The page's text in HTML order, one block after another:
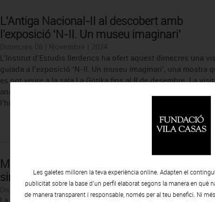
L’Antiga Nacional-II al descobert amb
l’exposició ‘N-II. Un museu imaginari’
L’Institut d’Estudis Ilerdencs ha ofert aquest dimecres una
guiada a l’exposició ‘N-II. Un museu imaginari’, una mostra
es pot veure a la sala La Gòtika fins al 8 de desembre. La
anat a càrrec del mateix artista, el fotògraf Santos Montes, i de
l’historiador ...
Madola: ´Mai no he buscat ser la més
sinó fer una feina molt vertadera´
Diumenge 03 | Novembre | 2024
La Fundació Vila Casas repassa la trajectòria de l'artista amb
Les galetes milloren la teva experiència online. Adapten el
publicitat sobre la base d’un perfil elaborat segons la manera en què
de manera transparent i responsable, només per al teu benefici. Ni